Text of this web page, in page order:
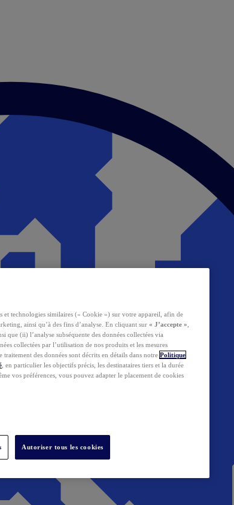
et technologies similaires (« Cookie ») sur votre appareil, afin de
ainsi qu’à des fins d’analyse. En cliquant sur « J’accepte »
que (ii) l’analyse subséquente des données collectées via
collectées par l’utilisation de nos produits et les mesures
des données sont décrits en détails dans notre Politique
, en particulier les objectifs précis, les destinataires tiers et la durée
vos préférences, vous pouvez adapter le placement de cookies
Autoriser tous les cookies